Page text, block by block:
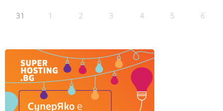
31 1 2 3 4 5 6